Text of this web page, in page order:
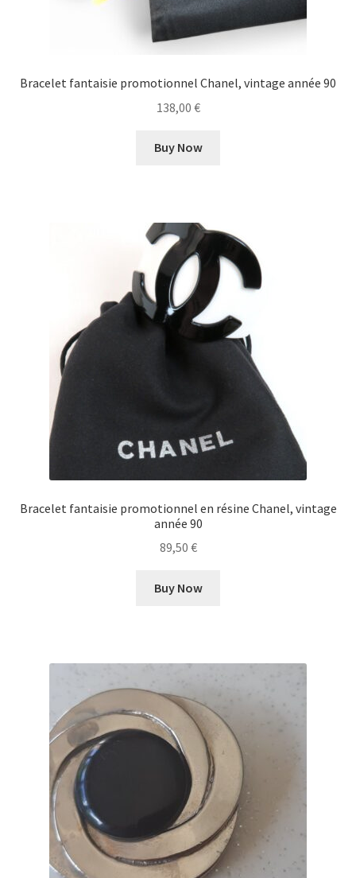
Bracelet fantaisie promotionnel Chanel, vintage année 90
138,00 €
Buy Now
Bracelet fantaisie promotionnel en résine Chanel, vintage
année 90
89,50 €
Buy Now